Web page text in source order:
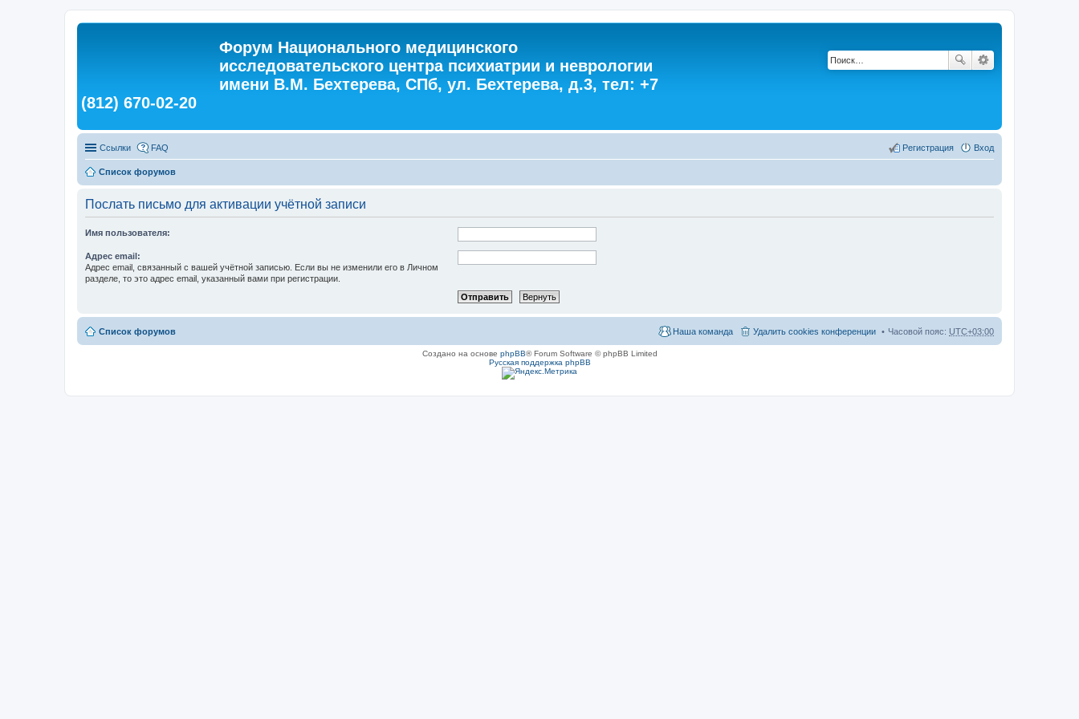
Форум Национального медицинского
исследовательского центра психиатрии и неврологии
имени В.М. Бехтерева, СПб, ул. Бехтерева, д.3, тел: +7
(812) 670-02-20
Ссылки FAQ Вход
Регистрация
Список форумов
Послать письмо для активации учётной записи
Имя пользователя:
Адрес email:
Адрес email, связанный с вашей учётной записью. Если вы не изменили его в Личном
разделе, то это адрес email, указанный вами при регистрации.
Список форумов Часовой пояс: UTC+03:00
Удалить cookies конференции
Наша команда
Создано на основе phpBB® Forum Software © phpBB Limited
Русская поддержка phpBB